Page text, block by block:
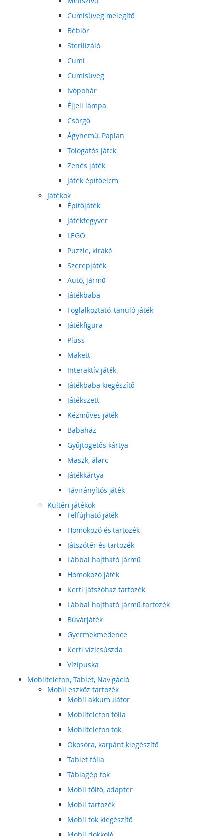
Cumisüveg melegítő
Bébiőr
Sterilizáló
Cumi
Cumisüveg
Ivópohár
Éjjeli lámpa
Csörgő
Ágynemű, Paplan
Tologatós játék
Zenés játék
Játék építőelem
Játékok
Épitőjáték
Játékfegyver
LEGO
Puzzle, kirakó
Szerepjáték
Autó, jármű
Játékbaba
Foglalkoztató, tanuló játék
Játékfigura
Plüss
Makett
Interaktív játék
Játékbaba kiegészítő
Játékszett
Kézműves játék
Babaház
Gyűjtögetős kártya
Maszk, álarc
Játékkártya
Távirányítós játék
Kültéri játékok
Felfújható játék
Homokozó és tartozék
Játszótér és tartozék
Lábbal hajtható jármű
Homokozó játék
Kerti játszóház tartozék
Lábbal hajtható jármű tartozék
Búvárjáték
Gyermekmedence
Kerti vízicsúszda
Vízipuska
Mobiltelefon, Tablet, Navigáció
Mobil eszköz tartozék
Mobil akkumulátor
Mobiltelefon fólia
Mobiltelefon tok
Okosóra, karpánt kiegészítő
Tablet fólia
Táblagép tok
Mobil töltő, adapter
Mobil tartozék
Mobil tok kiegészítő